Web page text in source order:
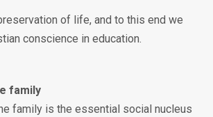
of life, and to this end we
conscience in education.
family
family is the essential social nucleus